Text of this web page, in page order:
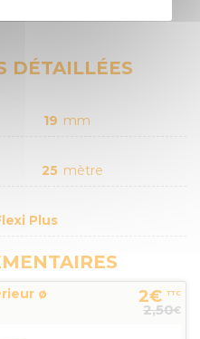
DÉTAILLÉES
19 mm
25 mètre
Plus
ø
2€ TTC
2,50€